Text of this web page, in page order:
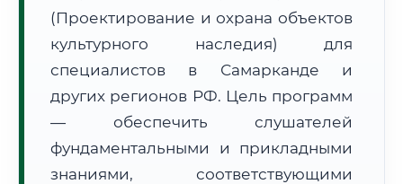
Расчет логистики оригиналов:
• Маршрут транзита:
• Экспресс-доставка СДЭК / Почтой:3–5 рабочих дней
(Проектирование и охрана объектов
культурного наследия) для
специалистов в Самарканде и
других регионов РФ. Цель программ
— обеспечить слушателей
фундаментальными и прикладными
знаниями, соответствующими